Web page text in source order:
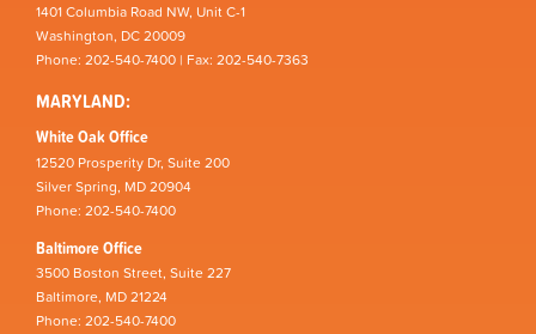
1401 Columbia Road NW, Unit C-1
Washington, DC 20009
Phone: 202-540-7400 | Fax: 202-540-7363
MARYLAND:
White Oak Office
12520 Prosperity Dr, Suite 200
Silver Spring, MD 20904
Phone: 202-540-7400
Baltimore Office
3500 Boston Street, Suite 227
Baltimore, MD 21224
Phone: 202-540-7400